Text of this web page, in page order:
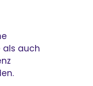
als auch